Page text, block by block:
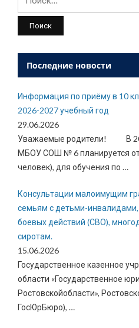
Последние новости
Информация по приёму в 10
2026-2027 учебный год
29.06.2026
Уважаемые родители! В
МБОУ СОШ № 6 планируется
человек), для обучения по …
Консультации малоимущим
семьям с детьми-
боевых действий (СВО),
сиротам.
15.06.2026
Государственное казенное
области «Государственное
Ростовскойобласти»,
ГосЮрБюро), …